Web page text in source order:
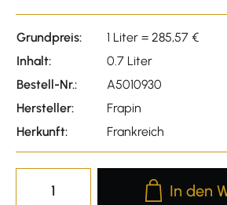
Grundpreis:
1 Liter = 285,57 €
Inhalt:
0.7 Liter
Bestell-Nr.:
A5010930
Hersteller:
Frapin
Herkunft:
Frankreich
Produkt Anzahl:
In den